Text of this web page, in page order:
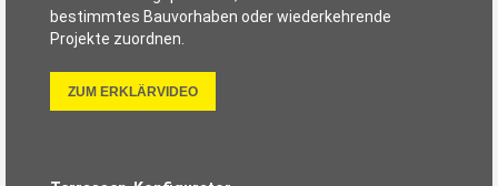
bestimmtes Bauvorhaben oder wiederkehrende
Projekte zuordnen.
ZUM ERKLÄRVIDEO